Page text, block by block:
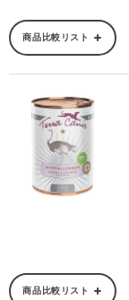
商品比較リスト
商品比較リスト